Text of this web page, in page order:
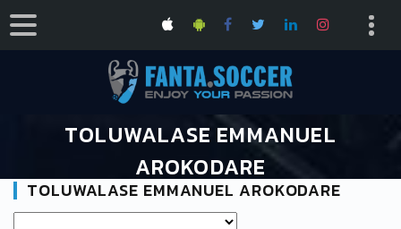
TOLUWALASE EMMANUEL
AROKODARE
HOME TOLUWALASE EMMANUEL AROKODARE
TOLUWALASE EMMANUEL AROKODARE